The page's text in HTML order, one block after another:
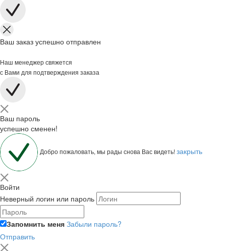
Ваш заказ успешно отправлен
Наш менеджер свяжется
с Вами для подтверждения заказа
Ваш пароль
успешно сменен!
Добро пожаловать, мы рады снова Вас видеть!закрыть
Войти
Неверный логин или пароль
Запомнить меня Забыли пароль?
Отправить